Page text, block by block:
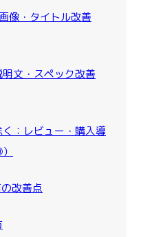
像・タイトル改善
明文・スペック改善
く：レビュー・購入導
改善点